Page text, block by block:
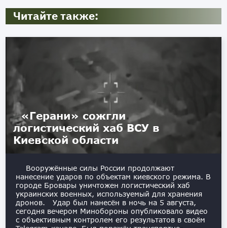
Читайте также:
«Герани» сожгли
логистический хаб ВСУ в
Киевской области
Вооружённые силы России продолжают
нанесение ударов по объектам киевского режима. В
городе Бровары уничтожен логистический хаб
украинских военных, используемый для хранения
дронов. Удар был нанесён в ночь на 5 августа,
сегодня вечером Минобороны опубликовало видео
с объективным контролем его результатов в своём